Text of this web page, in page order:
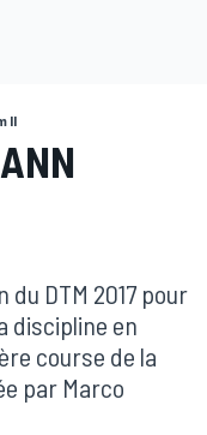
II
DTM 2017 pour
discipline en
course de la
par Marco